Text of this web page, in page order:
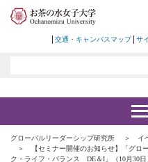
交通・キャンパスマップ サ
グローバルリーダーシップ研究所
イ
【セミナー開催のお知らせ】「グロ
ク・ライフ・バランス DE＆I」（10月30日